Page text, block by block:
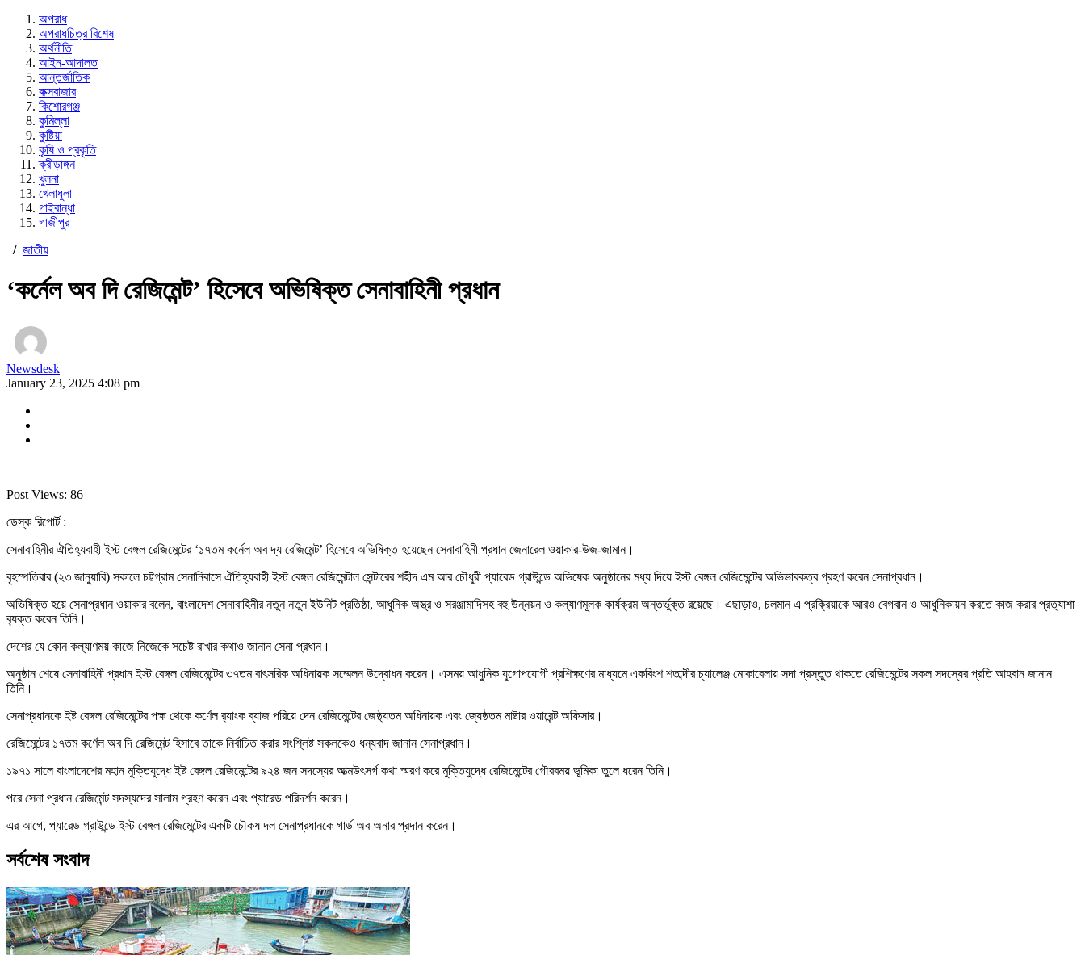
অপরাধ
অপরাধচিত্র বিশেষ
অর্থনীতি
আইন-আদালত
আন্তর্জাতিক
কক্সবাজার
কিশোরগঞ্জ
কুমিল্লা
কুষ্টিয়া
কৃষি ও প্রকৃতি
ক্রীড়াঙ্গন
খুলনা
খেলাধুলা
গাইবান্ধা
গাজীপুর
/ জাতীয়
‘কর্নেল অব দি রেজিমেন্ট’ হিসেবে অভিষিক্ত সেনাবাহিনী প্রধান
Newsdesk
January 23, 2025 4:08 pm
Post Views: 86
ডেস্ক রিপোর্ট :
সেনাবাহিনীর ঐতিহ্যবাহী ইস্ট বেঙ্গল রেজিমেন্টের ‘১৭তম কর্নেল অব দ্য রেজিমেন্ট’ হিসেবে অভিষিক্ত হয়েছেন সেনাবাহিনী প্রধান জেনারেল ওয়াকার-উজ-জামান।
বৃহস্পতিবার (২৩ জানুয়ারি) সকালে চট্টগ্রাম সেনানিবাসে ঐতিহ্যবাহী ইস্ট বেঙ্গল রেজিমেন্টাল সেন্টারের শহীদ এম আর চৌধুরী প্যারেড গ্রাউন্ডে অভিষেক অনুষ্ঠানের মধ্য দিয়ে ইস্ট বেঙ্গল রেজিমেন্টের অভিভাবকত্ব গ্রহণ করেন সেনাপ্রধান।
অভিষিক্ত হয়ে সেনাপ্রধান ওয়াকার বলেন, বাংলাদেশ সেনাবাহিনীর নতুন নতুন ইউনিট প্রতিষ্ঠা, আধুনিক অস্ত্র ও সরঞ্জামাদিসহ বহু উন্নয়ন ও কল্যাণমূলক কার্যক্রম অন্তর্ভুক্ত রয়েছে। এছাড়াও, চলমান এ প্রক্রিয়াকে আরও বেগবান ও আধুনিকায়ন করতে কাজ করার প্রত‍্যাশা
ব‍্যক্ত করেন তিনি।
দেশের যে কোন কল্যাণময় কাজে নিজেকে সচেষ্ট রাখার কথাও জানান সেনা প্রধান।
অনুষ্ঠান শেষে সেনাবাহিনী প্রধান ইস্ট বেঙ্গল রেজিমেন্টের ৩৭তম বাৎসরিক অধিনায়ক সম্মেলন উদ্বোধন করেন। এসময় আধুনিক যুগোপযোগী প্রশিক্ষণের মাধ্যমে একবিংশ শতাব্দীর চ্যালেঞ্জ মোকাবেলায় সদা প্রস্তুত থাকতে রেজিমেন্টের সকল সদস্যের প্রতি আহবান জানান
তিনি।
সেনাপ্রধানকে ইষ্ট বেঙ্গল রেজিমেন্টের পক্ষ থেকে কর্ণেল র‌্যাংক ব্যাজ পরিয়ে দেন রেজিমেন্টের জেষ্ঠ্যতম অধিনায়ক এবং জ্যেষ্ঠতম মাষ্টার ওয়ারেন্ট অফিসার।
রেজিমেন্টের ১৭তম কর্ণেল অব দি রেজিমেন্ট হিসাবে তাকে নির্বাচিত করার সংশ্লিষ্ট সকলকেও ধন্যবাদ জানান সেনাপ্রধান।
১৯৭১ সালে বাংলাদেশের মহান মুক্তিযুদ্ধে ইষ্ট বেঙ্গল রেজিমেন্টের ৯২৪ জন সদস্যের আত্মউৎসর্গ কথা স্মরণ করে মুক্তিযুদ্ধে রেজিমেন্টের গৌরবময় ভূমিকা তুলে ধরেন তিনি।
পরে সেনা প্রধান রেজিমেন্ট সদস্যদের সালাম গ্রহণ করেন এবং প্যারেড পরিদর্শন করেন।
এর আগে, প্যারেড গ্রাউন্ডে ইস্ট বেঙ্গল রেজিমেন্টের একটি চৌকষ দল সেনাপ্রধানকে গার্ড অব অনার প্রদান করেন।
সর্বশেষ সংবাদ